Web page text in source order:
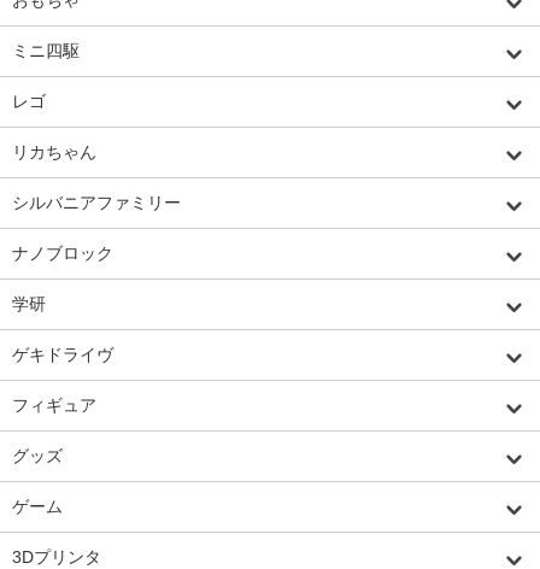
ミニ四駆
レゴ
リカちゃん
シルバニアファミリー
ナノブロック
学研
ゲキドライヴ
フィギュア
グッズ
ゲーム
3Dプリンタ